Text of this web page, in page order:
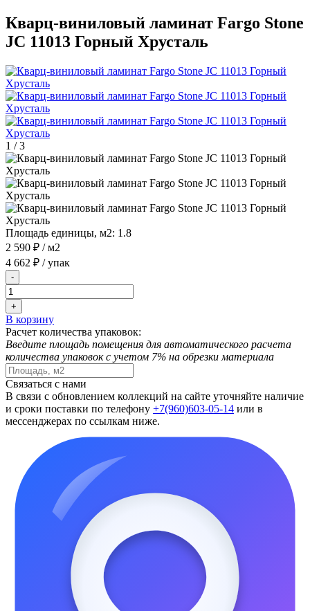
Кварц-виниловый ламинат Fargo Stone
JC 11013 Горный Хрусталь
1 /3
Площадь единицы, м2: 1.8
2 590 ₽ / м2
4 662 ₽ / упак
-
+
В корзину
Расчет количества упаковок:
Введите площадь помещения для автоматического расчета
количества упаковок с учетом 7% на обрезки материала
Связаться с нами
В связи с обновлением коллекций на сайте уточняйте наличие
и сроки поставки по телефону +7(960)603-05-14 или в
мессенджерах по ссылкам ниже.